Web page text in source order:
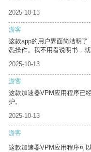
2025-10-13
游客
这款app的用户界面简洁明
悉操作。我不用看说明书，就
2025-10-13
游客
这款加速器VPM应用程序已
护。
2025-10-13
游客
这款加速器VPM应用程序可